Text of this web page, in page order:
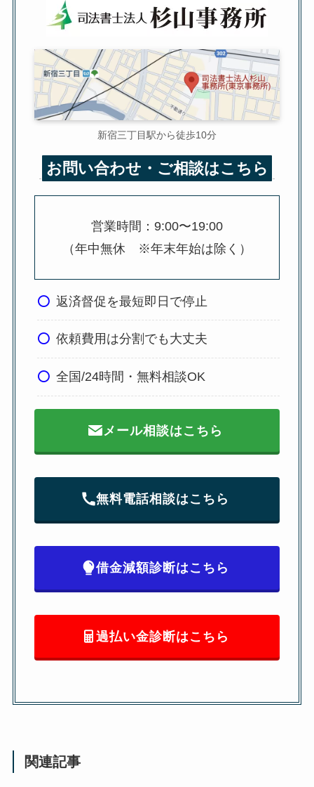
新宿三丁目駅から徒歩10分
お問い合わせ・ご相談はこちら
営業時間：9:00〜19:00
（年中無休 ※年末年始は除く）
返済督促を最短即日で停止
依頼費用は分割でも大丈夫
全国/24時間・無料相談OK
メール相談はこちら
無料電話相談はこちら
借金減額診断はこちら
過払い金診断はこちら
関連記事